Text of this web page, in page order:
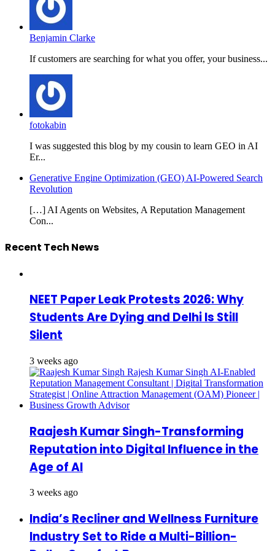
Benjamin Clarke
If customers are searching for what you offer, your business...
fotokabin
I was suggested this blog by my cousin to learn GEO in AI
Er...
Generative Engine Optimization (GEO) AI-Powered Search
Revolution
[…] AI Agents on Websites, A Reputation Management
Con...
Recent Tech News
NEET Paper Leak Protests 2026: Why
Students Are Dying and Delhi Is Still
Silent
3 weeks ago
Raajesh Kumar Singh-Transforming
Reputation into Digital Influence in the
Age of AI
3 weeks ago
India’s Recliner and Wellness Furniture
Industry Set to Ride a Multi-Billion-